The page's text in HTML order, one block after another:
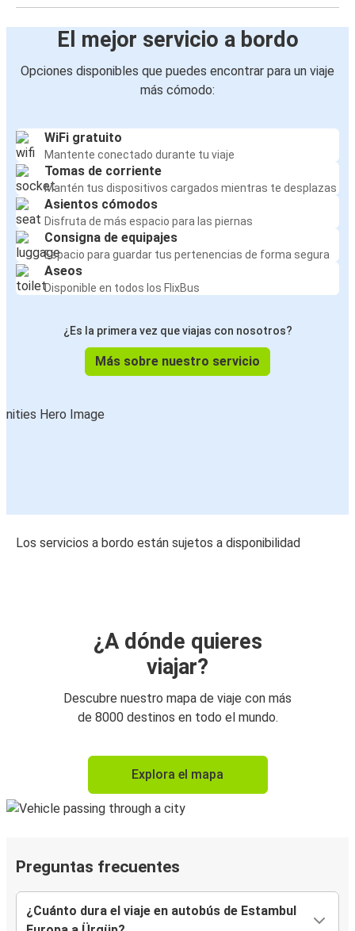
El mejor servicio a bordo
Opciones disponibles que puedes encontrar para un viaje
más cómodo:
WiFi gratuito
Mantente conectado durante tu viaje
Tomas de corriente
Mantén tus dispositivos cargados mientras te desplazas
Asientos cómodos
Disfruta de más espacio para las piernas
Consigna de equipajes
Espacio para guardar tus pertenencias de forma segura
Aseos
Disponible en todos los FlixBus
¿Es la primera vez que viajas con nosotros?
Más sobre nuestro servicio
Los servicios a bordo están sujetos a disponibilidad
¿A dónde quieres
viajar?
Descubre nuestro mapa de viaje con más
de 8000 destinos en todo el mundo.
Explora el mapa
Preguntas frecuentes
¿Cuánto dura el viaje en autobús de Estambul